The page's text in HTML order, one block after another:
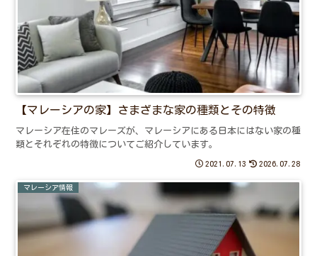
【マレーシアの家】さまざまな家の種類とその特徴
マレーシア在住のマレーズが、マレーシアにある日本にはない家の種
類とそれぞれの特徴についてご紹介しています。
2021.07.13 2026.07.28
マレーシア情報